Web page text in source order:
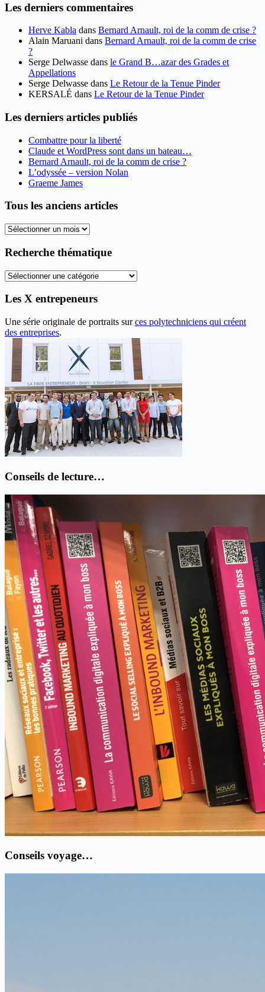
Les derniers commentaires
Herve Kabla dans Bernard Arnault, roi de la comm de crise ?
Alain Maruani dans Bernard Arnault, roi de la comm de crise
?
Serge Delwasse dans le Grand B…azar des Grades et
Appellations
Serge Delwasse dans Le Retour de la Tenue Pinder
KERSALÉ dans Le Retour de la Tenue Pinder
Les derniers articles publiés
Combattre pour la liberté
Claude et WordPress sont dans un bateau…
Bernard Arnault, roi de la comm de crise ?
L’odyssée – version Nolan
Graeme James
Tous les anciens articles
Tous
anciens
Recherche thématique
Recherche
Les X entrepeneurs
Une série originale de portraits surces polytechniciens qui créent
des entreprises.
Conseils de lecture…
Conseils voyage…